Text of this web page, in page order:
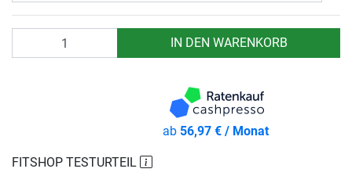
IN DEN WARENKORB
FITSHOP TESTURTEIL
ab 56,97 € / Monat